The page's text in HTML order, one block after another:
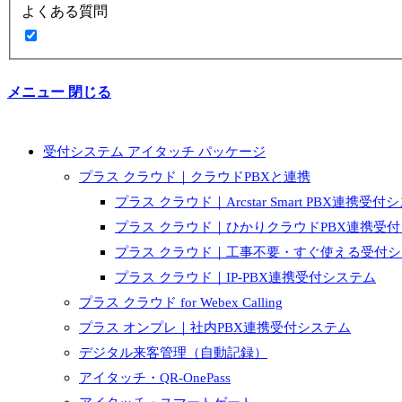
よくある質問
メニュー 閉じる
受付システム アイタッチ パッケージ
プラス クラウド｜クラウドPBXと連携
プラス クラウド｜Arcstar Smart PBX連携受付シ
プラス クラウド｜ひかりクラウドPBX連携受
プラス クラウド｜工事不要・すぐ使える受付
プラス クラウド｜IP-PBX連携受付システム
プラス クラウド for Webex Calling
プラス オンプレ｜社内PBX連携受付システム
デジタル来客管理（自動記録）
アイタッチ・QR-OnePass